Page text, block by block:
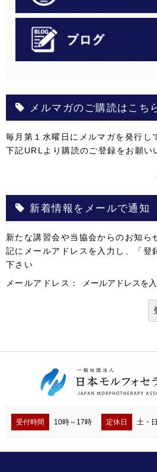
メルマガのご購読はこち
毎月第１水曜日にメルマガを発行し
下記URLより購読のご登録をお願い
新着情報をメールで通知
新たな講習会や当協会からのお知ら
記にメールアドレスを入力し、「登
下さい
メールアドレス：
受付時間 10時～17時 定休日 土・